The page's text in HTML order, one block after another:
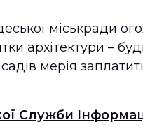
міськради
архітектури –
мерія
Служби